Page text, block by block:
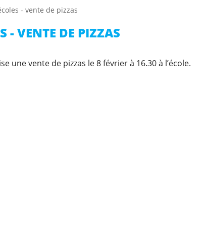
- vente de pizzas
- VENTE DE PIZZAS
une vente de pizzas le 8 février à 16.30 à l’école.